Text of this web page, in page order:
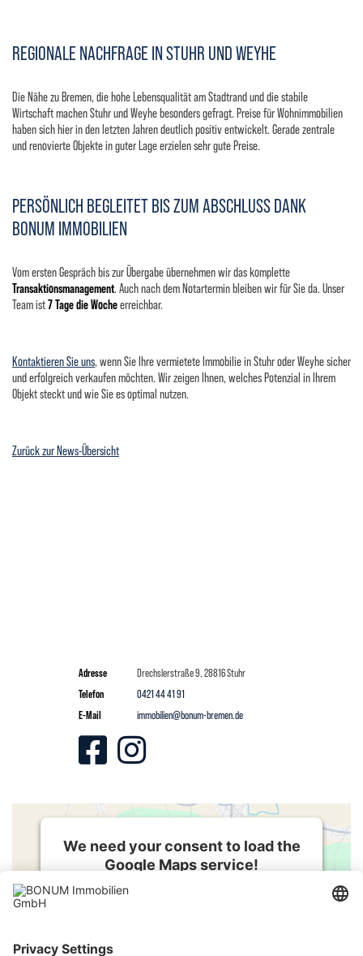
REGIONALE NACHFRAGE IN STUHR UND WEYHE
Die Nähe zu Bremen, die hohe Lebensqualität am Stadtrand und die stabile
Wirtschaft machen Stuhr und Weyhe besonders gefragt. Preise für Wohnimmobilien
haben sich hier in den letzten Jahren deutlich positiv entwickelt. Gerade zentrale
und renovierte Objekte in guter Lage erzielen sehr gute Preise.
PERSÖNLICH BEGLEITET BIS ZUM ABSCHLUSS DANK
BONUM IMMOBILIEN
Vom ersten Gespräch bis zur Übergabe übernehmen wir das komplette
Transaktionsmanagement. Auch nach dem Notartermin bleiben wir für Sie da. Unser
Team ist7 Tage die Wocheerreichbar.
Kontaktieren Sie uns, wenn Sie Ihre vermietete Immobilie in Stuhr oder Weyhe sicher
und erfolgreich verkaufen möchten. Wir zeigen Ihnen, welches Potenzial in Ihrem
Objekt steckt und wie Sie es optimal nutzen.
Zurück zur News-Übersicht
Adresse Drechslerstraße9, 28816 Stuhr
Telefon
0421 44 41 91
E-Mail
immobilien@bonum-bremen.de
We need your consent to load the
Google Maps service!
We use a third party service to embed
details and accept the service to see